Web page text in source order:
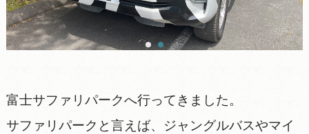
富士サファリパークへ行ってきました。
サファリパークと言えば、ジャングルバスやマイ